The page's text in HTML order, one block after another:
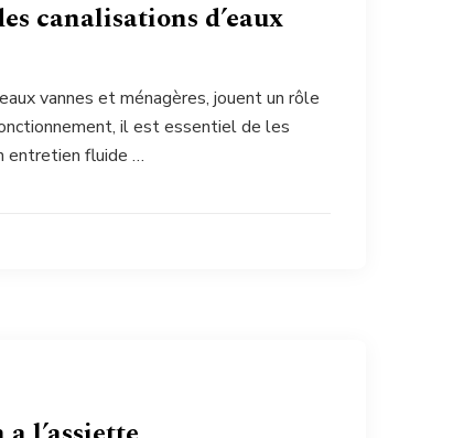
canalisations d’eaux
vannes et ménagères, jouent un rôle
il est essentiel de les
entretien fluide …